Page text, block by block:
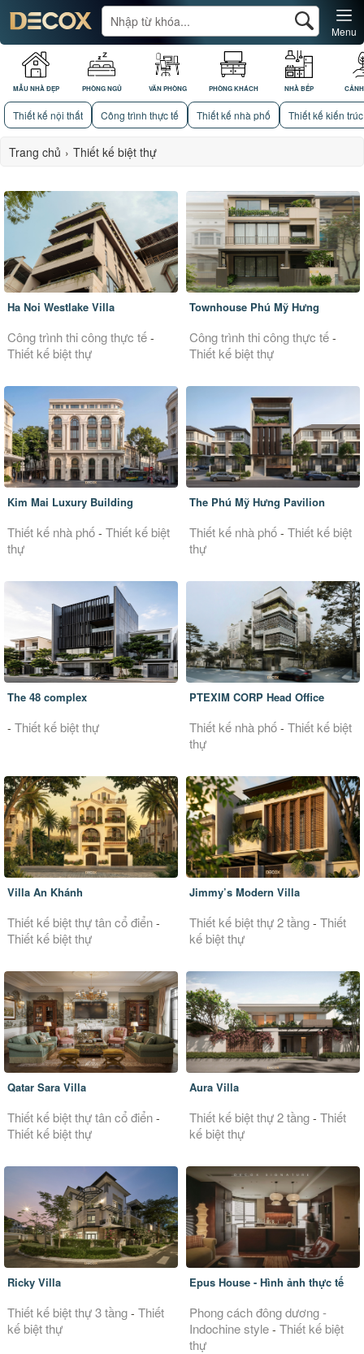
MẪU NHÀ ĐẸP PHÒNG NGỦ VĂN PHÒNG PHÒNG KHÁCH NHÀ BẾP
Menu
Thiết kế nội thất Công trình thực tế Thiết kế nhà phố Thiết kế kiến trúc
Trang chủ › Thiết kế biệt thự
Ha Noi Westlake Villa
Công trình thi công thực tế -
Thiết kế biệt thự
Townhouse Phú Mỹ Hưng
Công trình thi công thực tế -
Thiết kế biệt thự
Kim Mai Luxury Building
Thiết kế nhà phố - Thiết kế biệt
thự
The Phú Mỹ Hưng Pavilion
Thiết kế nhà phố - Thiết kế biệt
thự
The 48 complex
- Thiết kế biệt thự
PTEXIM CORP Head Office
Thiết kế nhà phố - Thiết kế biệt
thự
Villa An Khánh
Thiết kế biệt thự tân cổ điển -
Thiết kế biệt thự
Jimmy’s Modern Villa
Thiết kế biệt thự 2 tầng - Thiết
kế biệt thự
Qatar Sara Villa
Thiết kế biệt thự tân cổ điển -
Thiết kế biệt thự
Aura Villa
Thiết kế biệt thự 2 tầng - Thiết
kế biệt thự
Ricky Villa
Thiết kế biệt thự 3 tầng - Thiết
kế biệt thự
Epus House - Hình ảnh thực tế
Phong cách đông dương -
Indochine style - Thiết kế biệt
thự